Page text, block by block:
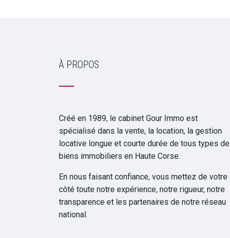
À PROPOS
Créé en 1989, le cabinet Gour Immo est
spécialisé dans la vente, la location, la gestion
locative longue et courte durée de tous types de
biens immobiliers en Haute Corse.
En nous faisant confiance, vous mettez de votre
côté toute notre expérience, notre rigueur, notre
transparence et les partenaires de notre réseau
national.